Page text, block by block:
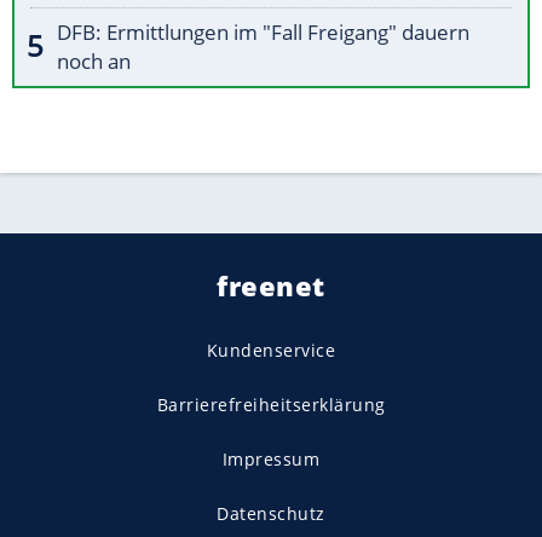
DFB: Ermittlungen im "Fall Freigang" dauern
noch an
freenet
Kundenservice
Barrierefreiheitserklärung
Impressum
Datenschutz